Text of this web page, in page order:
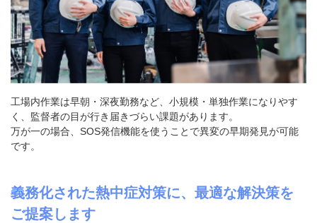
工場内作業は早朝・深夜勤務など、小規模・単独作業になりやす
く、監督者の目が行き届きづらい課題があります。
万が一の場合、SOS発信機能を使うことで異変の早期発見が可能
です。
義務化された熱中症対策に、最適な解決策を
ご提案します